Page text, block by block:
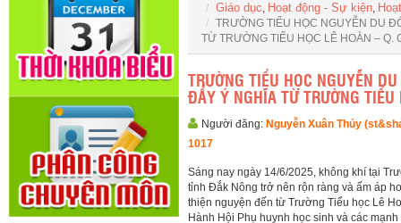
Giáo dục, Hoạt động - Sự kiện,
TRƯỜNG TIỂU HỌC NGUYỄN DU
TỪ TRƯỜNG TIỂU HỌC LÊ HOÀN – Q.
TRƯỜNG TIỂU HỌC NGUYỄN
ĐẦY Ý NGHĨA TỪ TRƯỜNG
Người đăng: Nguyễn Xuân Thủy
1017
Sáng nay ngày 14/6/2025, không khí tại
tỉnh Đắk Nông trở nên rộn ràng và ấm áp
thiện nguyện đến từ Trường Tiểu học Lê
Hành Hội Phụ huynh học sinh và các